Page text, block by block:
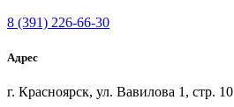
8 (391) 226-66-30
Адрес
г. Красноярск, ул. Вавилова 1, стр. 10